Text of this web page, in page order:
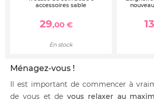
accessoires sable
29,00 €
En stock
Ménagez-vous !
Il est important de commencer à
de vous et de vous relaxer au